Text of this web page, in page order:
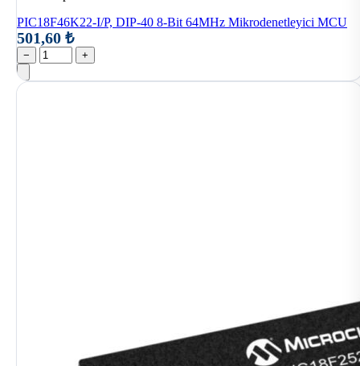
PIC18F46K22-I/P, DIP-40 8-Bit 64MHz Mikrodenetleyici MCU
501,60 ₺
− +